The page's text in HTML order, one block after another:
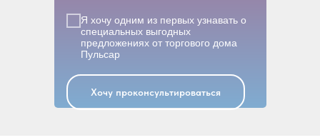
Я хочу одним из первых узнавать о
специальных выгодных
предложениях от торгового дома
Пульсар
Хочу проконсультироваться